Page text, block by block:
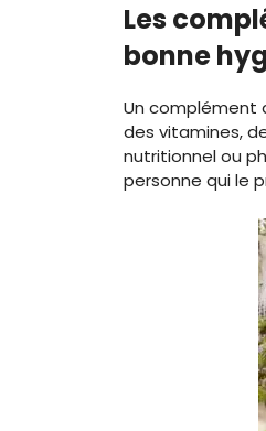
Les
bonne
Un complément
des vitamines,
nutritionnel ou
personne qui le